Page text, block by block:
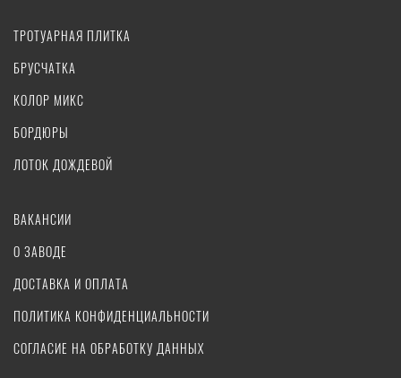
ТРОТУАРНАЯ ПЛИТКА
БРУСЧАТКА
КОЛОР МИКС
БОРДЮРЫ
ЛОТОК ДОЖДЕВОЙ
ВАКАНСИИ
О ЗАВОДЕ
ДОСТАВКА И ОПЛАТА
ПОЛИТИКА КОНФИДЕНЦИАЛЬНОСТИ
СОГЛАСИЕ НА ОБРАБОТКУ ДАННЫХ